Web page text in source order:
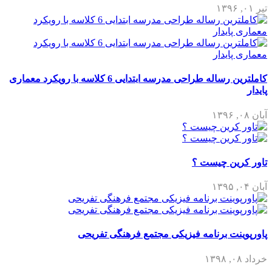
تیر ۰۱, ۱۳۹۶
کاملترین رساله طراحی مدرسه ابتدایی 6 کلاسه با رویکرد معماری
پایدار
آبان ۰۸, ۱۳۹۶
تاور کرین چیست ؟
آبان ۰۴, ۱۳۹۵
پاورپوینت برنامه فیزیکی مجتمع فرهنگی تفریحی
خرداد ۰۸, ۱۳۹۸